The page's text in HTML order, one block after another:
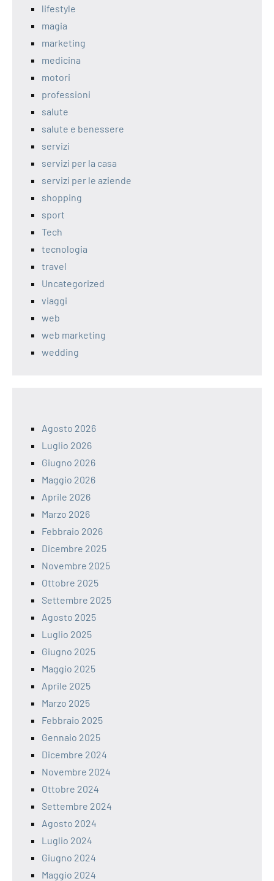
lifestyle
magia
marketing
medicina
motori
professioni
salute
salute e benessere
servizi
servizi per la casa
servizi per le aziende
shopping
sport
Tech
tecnologia
travel
Uncategorized
viaggi
web
web marketing
wedding
Agosto 2026
Luglio 2026
Giugno 2026
Maggio 2026
Aprile 2026
Marzo 2026
Febbraio 2026
Dicembre 2025
Novembre 2025
Ottobre 2025
Settembre 2025
Agosto 2025
Luglio 2025
Giugno 2025
Maggio 2025
Aprile 2025
Marzo 2025
Febbraio 2025
Gennaio 2025
Dicembre 2024
Novembre 2024
Ottobre 2024
Settembre 2024
Agosto 2024
Luglio 2024
Giugno 2024
Maggio 2024